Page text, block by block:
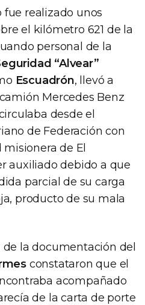
fue realizado unos
el kilómetro 621 de la
personal de la
“Alvear”
Escuadrón, llevó a
Mercedes Benz
desde el
de Federación con
de El
auxiliado debido a que
parcial de su carga
producto de su mala
la documentación del
constataron que el
acompañado
de la carta de porte